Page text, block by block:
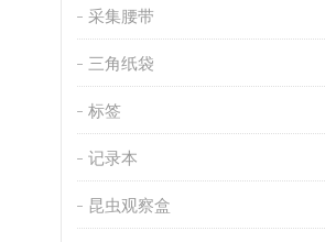
采集腰带
三角纸袋
标签
记录本
昆虫观察盒